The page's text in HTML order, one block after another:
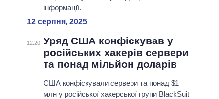
інформації.
12 серпня, 2025
12:20 Уряд США конфіскував у
російських хакерiв сервери
та понад мільйон доларiв
США конфіскували сервери та понад $1
млн у російської хакерської групи BlackSuit